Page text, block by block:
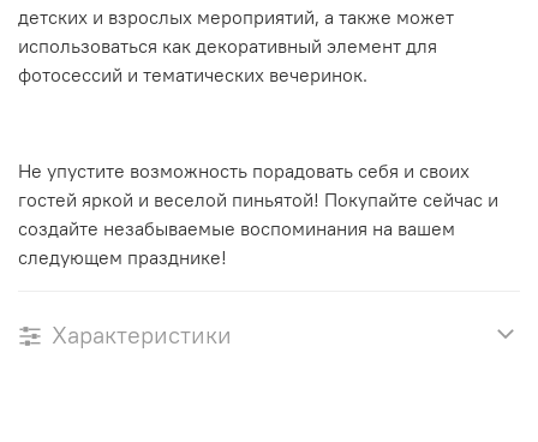
детских и взрослых мероприятий, а также может
использоваться как декоративный элемент для
фотосессий и тематических вечеринок.
Не упустите возможность порадовать себя и своих
гостей яркой и веселой пиньятой! Покупайте сейчас и
создайте незабываемые воспоминания на вашем
следующем празднике!
Характеристики